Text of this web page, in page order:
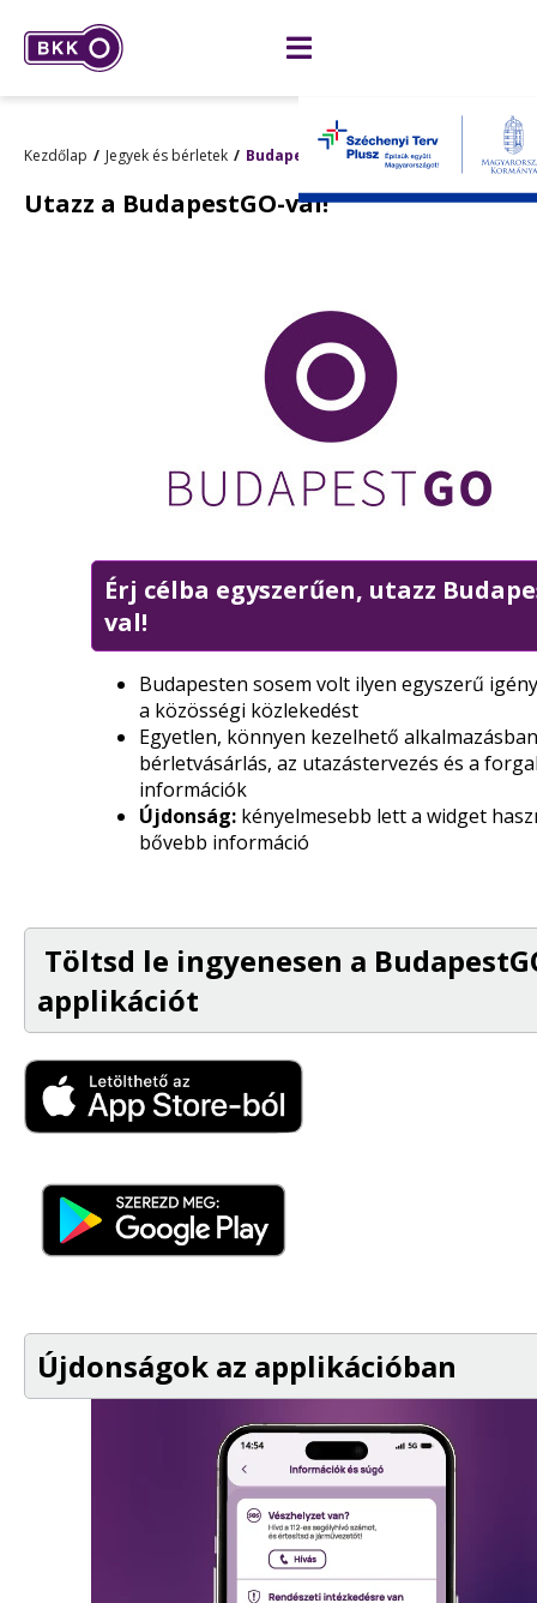
Kezdőlap Jegyek és bérletek BudapestGO
Utazz a BudapestGO-val!
Érj célba egyszerűen, utazz
val!
Budapesten sosem volt ilyen egyszerű
a közösségi közlekedést
Egyetlen, könnyen kezelhető
bérletvásárlás, az utazástervezés és a
információk
Újdonság: kényelmesebb lett a widget
bővebb információ
Töltsd le ingyenesen a
applikációt
Újdonságok az applikációban